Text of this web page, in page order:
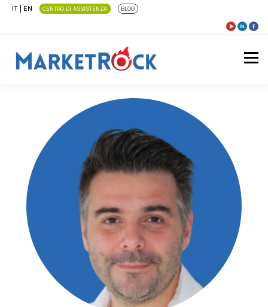
IT EN CENTRO DI ASSISTENZA BLOG